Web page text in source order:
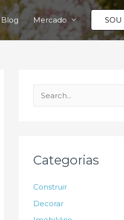
Blog Mercado SOU
e
i
r
Categorias
Construir
Decorar